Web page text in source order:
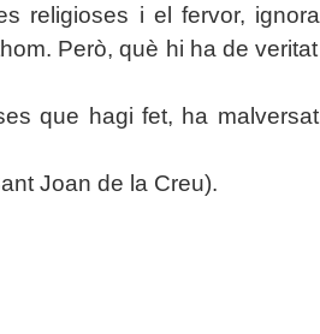
religioses i el fervor,
Però, què hi ha de
que hagi fet, ha
Joan de la Creu).